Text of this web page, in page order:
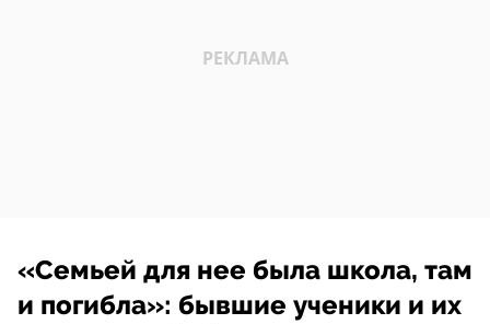
«Семьей для нее была школа, там
и погибла»: бывшие ученики и их